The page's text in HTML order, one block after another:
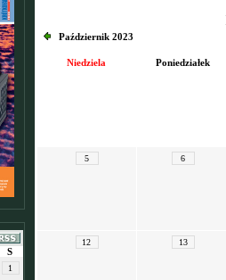
S
1
Październik 2023
Niedziela Poniedziałek
5 6
12 13